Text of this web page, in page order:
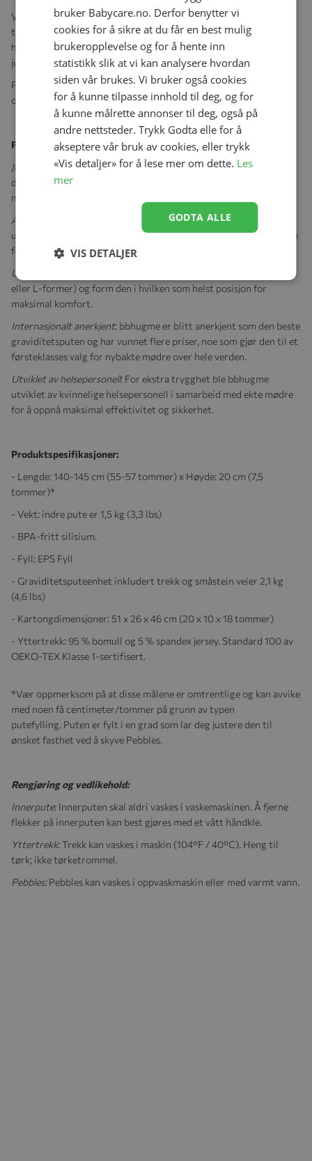
Ved å justere posisjonen på småsteinene kan du tilpasse fastheten
til puten. Dette gir deg muligheten til å finne optimal komfort fra
hode til tå ved å støtte magen, redusere trykket og forbedre
justeringen av hoftene.
Putens design er spesielt egnet for sidevendt søvn, en stilling som
ofte anbefales under svangerskapet.
Produktegenskaper:
Justerbar komfort: Tilpass lengden og fastheten på puten slik at
den tilpasses kroppen din etter hvert som magen vokser, og sikrer
myk eller fast støtte gjennom hele svangerskapet.
Allsidig design
: Bruk den som en kroppspute for å forbedre søvn
under svangerskapet og lindre spenninger, eller som en ammepute
for ekstra støtte når du har babyen.
Unik formtilpasning
eller L-former) og form den i hvilken som helst posisjon for
maksimal komfort.
Internasjonalt anerkjent: bbhugme er blitt anerkjent som den beste
graviditetsputen og har vunnet flere priser, noe som gjør den til et
førsteklasses valg for nybakte mødre over hele verden.
Utviklet av helsepersonell: For ekstra trygghet ble bbhugme
utviklet av kvinnelige helsepersonell i samarbeid med ekte mødre
for å oppnå maksimal effektivitet og sikkerhet.
Produktspesifikasjoner:
- Lengde: 140-145 cm (55-57 tommer) x Høyde: 20 cm (7,5
tommer)*
- Vekt: indre pute er 1,5 kg (3,3 lbs)
- BPA-fritt silisium.
- Fyll: EPS Fyll
- Graviditetsputeenhet inkludert trekk og småstein veier 2,1 kg
(4,6 lbs)
- Kartongdimensjoner: 51 x 26 x 46 cm (20 x 10 x 18 tommer)
- Yttertrekk: 95 % bomull og 5 % spandex jersey. Standard 100 av
OEKO-TEX Klasse 1-sertifisert.
*Vær oppmerksom på at disse målene er omtrentlige og kan avvike
med noen få centimeter/tommer på grunn av typen
putefylling. Puten er fylt i en grad som lar deg justere den til
ønsket fasthet ved å skyve Pebbles.
Rengjøring og vedlikehold:
Innerpute: Innerputen skal aldri vaskes i vaskemaskinen. Å fjerne
flekker på innerputen kan best gjøres med et vått håndkle.
Yttertrekk: Trekk kan vaskes i maskin (104°F / 40°C). Heng til
tørk; ikke tørketrommel.
Pebbles:Pebbles kan vaskes i oppvaskmaskin eller med varmt vann.
bruker Babycare.no. Derfor benytter vi
cookies for å sikre at du får en best mulig
brukeropplevelse og for å hente inn
statistikk slik at vi kan analysere hvordan
siden vår brukes. Vi bruker også cookies
for å kunne tilpasse innhold til deg, og for
å kunne målrette annonser til deg, også på
andre nettsteder. Trykk Godta elle for å
akseptere vår bruk av cookies, eller trykk
«Vis detaljer» for å lese mer om dette. Les
mer
GODTA ALLE
VIS DETALJER